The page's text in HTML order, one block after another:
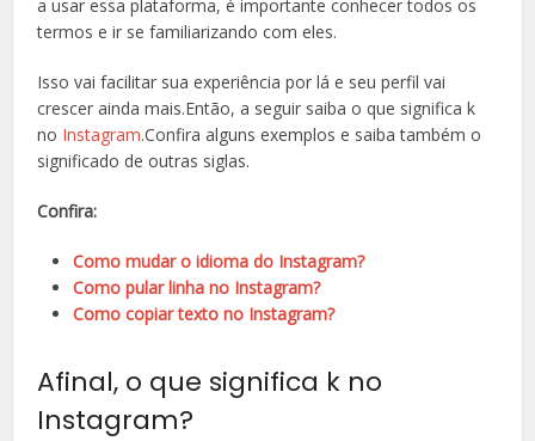
a usar essa plataforma, é importante conhecer todos os
termos e ir se familiarizando com eles.
Isso vai facilitar sua experiência por lá e seu perfil vai
crescer ainda mais.Então, a seguir saiba o que significa k
no Instagram.Confira alguns exemplos e saiba também o
significado de outras siglas.
Confira:
Como mudar o idioma do Instagram?
Como pular linha no Instagram?
Como copiar texto no Instagram?
Afinal, o que significa k no
Instagram?